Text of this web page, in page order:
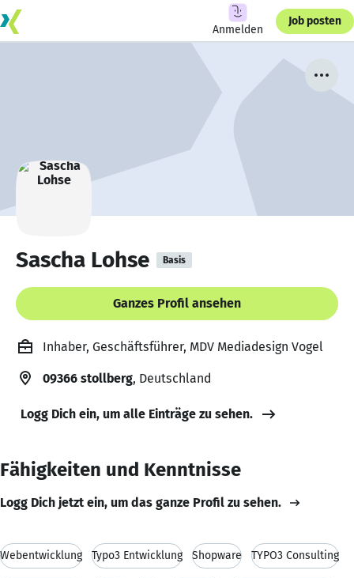
Anmelden
Job posten
Sascha Lohse Basis
Ganzes Profil ansehen
Inhaber, Geschäftsführer, MDV Mediadesign Vogel
09366 stollberg, Deutschland
Logg Dich ein, um alle Einträge zu sehen.
Fähigkeiten und Kenntnisse
Logg Dich jetzt ein, um das ganze Profil zu sehen.
Webentwicklung Typo3 Entwicklung Shopware TYPO3 Consulting